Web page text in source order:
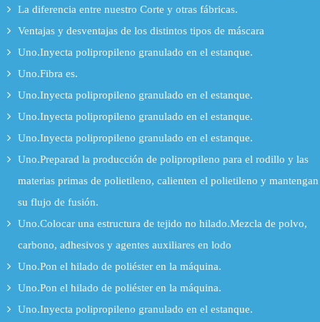
La diferencia entre nuestro Corte y otras fábricas.
Ventajas y desventajas de los distintos tipos de máscara
Uno.Inyecta polipropileno granulado en el estanque.
Uno.Fibra es.
Uno.Inyecta polipropileno granulado en el estanque.
Uno.Inyecta polipropileno granulado en el estanque.
Uno.Inyecta polipropileno granulado en el estanque.
Uno.Preparad la producción de polipropileno para el rodillo y las
materias primas de polietileno, calienten el polietileno y mantengan
su flujo de fusión.
Uno.Colocar una estructura de tejido no hilado.Mezcla de polvo,
carbono, adhesivos y agentes auxiliares en lodo
Uno.Pon el hilado de poliéster en la máquina.
Uno.Pon el hilado de poliéster en la máquina.
Uno.Inyecta polipropileno granulado en el estanque.